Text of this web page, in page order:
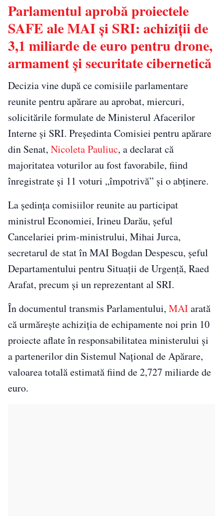
Parlamentul aprobă proiectele
SAFE ale MAI și SRI: achiziții de
3,1 miliarde de euro pentru drone,
armament și securitate cibernetică
Decizia vine după ce comisiile parlamentare
reunite pentru apărare au aprobat, miercuri,
solicitările formulate de Ministerul Afacerilor
Interne și SRI. Președinta Comisiei pentru apărare
din Senat, Nicoleta Pauliuc, a declarat că
majoritatea voturilor au fost favorabile, fiind
înregistrate și 11 voturi „împotrivă” și o abținere.
La ședința comisiilor reunite au participat
ministrul Economiei, Irineu Darău, șeful
Cancelariei prim-ministrului, Mihai Jurca,
secretarul de stat în MAIBogdan Despescu, șeful
Departamentului pentru Situații de Urgență, Raed
Arafat, precum și un reprezentant al SRI.
În documentul transmis Parlamentului, MAIarată
că urmărește achiziția de echipamente noi prin 10
proiecte aflate în responsabilitatea ministerului și
a partenerilor din Sistemul Național de Apărare,
valoarea totală estimată fiind de 2,727 miliarde de
euro.